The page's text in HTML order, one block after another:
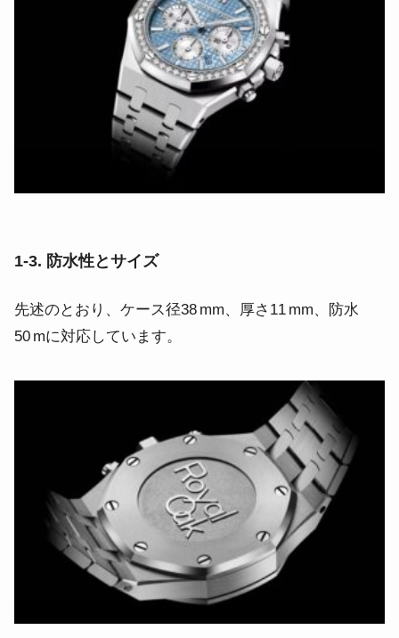
1‑3. 防水性とサイズ
先述のとおり、ケース径38 mm、厚さ11 mm、防水
50 mに対応しています。